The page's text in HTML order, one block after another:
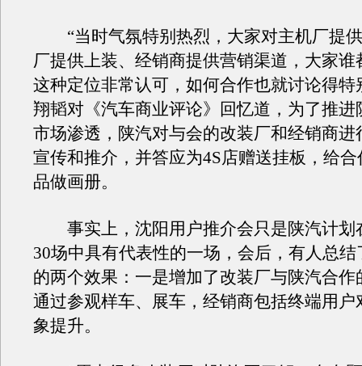
“当时气氛特别热烈，大家对主机厂提
厂提供上装、经销商提供营销渠道，大家谁
这种定位非常认可，如何合作也就讨论得特
翔韬对《汽车商业评论》回忆道，为了推进
市场渗透，陕汽对与会的改装厂和经销商进
宣传和推介，并答应为4S店赠送挂板，给
品做画册。
事实上，沈阳用户推介会只是陕汽计划
30场中具有代表性的一场，会后，有人总
的两个效果：一是增加了改装厂与陕汽合作
通过参观样车、展车，经销商包括终端用户
象提升。